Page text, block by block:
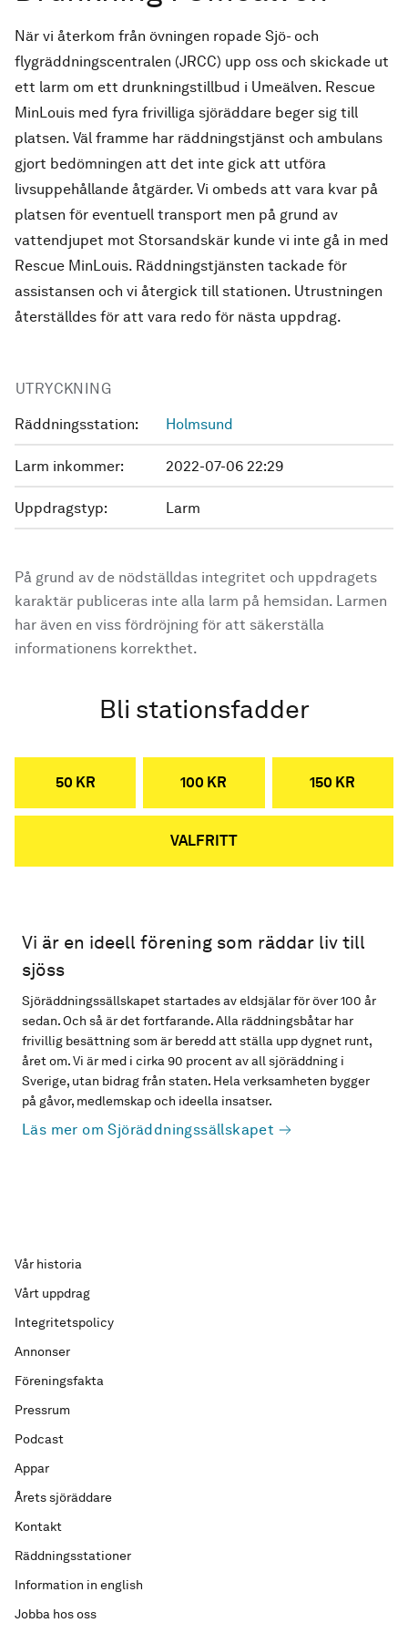
När vi återkom från övningen ropade Sjö- och
flygräddningscentralen (JRCC) upp oss och skickade ut
ett larm om ett drunkningstillbud i Umeälven. Rescue
MinLouis med fyra frivilliga sjöräddare beger sig till
platsen. Väl framme har räddningstjänst och ambulans
gjort bedömningen att det inte gick att utföra
livsuppehållande åtgärder. Vi ombeds att vara kvar på
platsen för eventuell transport men på grund av
vattendjupet mot Storsandskär kunde vi inte gå in med
Rescue MinLouis. Räddningstjänsten tackade för
assistansen och vi återgick till stationen. Utrustningen
återställdes för att vara redo för nästa uppdrag.
UTRYCKNING
Räddningsstation: Holmsund
Larm inkommer: 2022-07-06 22:29
Uppdragstyp: Larm
På grund av de nödställdas integritet och uppdragets
karaktär publiceras inte alla larm på hemsidan. Larmen
har även en viss fördröjning för att säkerställa
informationens korrekthet.
Bli stationsfadder
50 KR 100 KR 150 KR
VALFRITT
Vi är en ideell förening som räddar liv till
sjöss
Sjöräddningssällskapet startades av eldsjälar för över 100 år
sedan. Och så är det fortfarande. Alla räddningsbåtar har
frivillig besättning som är beredd att ställa upp dygnet runt,
året om. Vi är med i cirka 90 procent av all sjöräddning i
Sverige, utan bidrag från staten. Hela verksamheten bygger
på gåvor, medlemskap och ideella insatser.
Läs mer om Sjöräddningssällskapet
Vår historia
Vårt uppdrag
Integritetspolicy
Annonser
Föreningsfakta
Pressrum
Podcast
Appar
Årets sjöräddare
Kontakt
Räddningsstationer
Information in english
Jobba hos oss